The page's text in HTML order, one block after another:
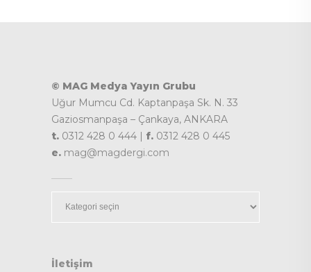
© MAG Medya Yayın Grubu
Uğur Mumcu Cd. Kaptanpaşa Sk. N. 33
Gaziosmanpaşa – Çankaya, ANKARA
t. 0312 428 0 444 | f. 0312 428 0 445
e. mag@magdergi.com
İletişim